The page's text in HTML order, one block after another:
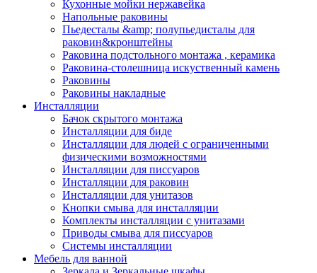
Кухонные мойки нержавейка
Напольные раковины
Пьедесталы &amp; полупьедисталы для
раковин&кронштейны
Раковина подстольного монтажа , керамика
Раковина-столешница искуственный камень
Раковины
Раковины накладные
Инсталляции
Бачок скрытого монтажа
Инсталляции для биде
Инсталляции для людей с ограниченными
физическими возможностями
Инсталляции для писсуаров
Инсталляции для раковин
Инсталляции для унитазов
Кнопки смыва для инсталляции
Комплекты инсталляции с унитазами
Приводы смыва для писсуаров
Системы инсталляции
Мебель для ванной